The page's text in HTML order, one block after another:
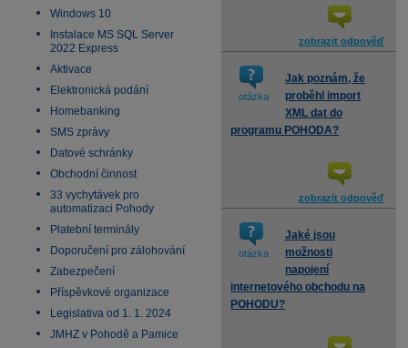
Windows 10
Instalace MS SQL Server
2022 Express
Aktivace
Elektronická podání
Homebanking
SMS zprávy
Datové schránky
Obchodní činnost
33 vychytávek pro
automatizaci Pohody
Platební terminály
Doporučení pro zálohování
Zabezpečení
Příspěvkové organizace
Legislativa od 1. 1. 2024
JMHZ v Pohodě a Pamice
zobrazit odpověď
otázka
Jak poznám, že
proběhl import
XML dat do
programu POHODA?
zobrazit odpověď
otázka
Jaké jsou
možnosti
napojení
internetového obchodu na
POHODU?